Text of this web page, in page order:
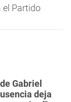
el Partido
Gabriel
deja